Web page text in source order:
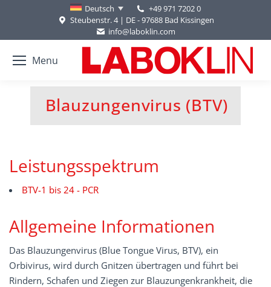
Deutsch
+49 971 7202 0
Steubenstr. 4 | DE - 97688 Bad Kissingen
info@laboklin.com
Menu
Blauzungenvirus (BTV)
Sie befinden sich hier:
Leistungsspektrum
BTV-1 bis 24 - PCR
Allgemeine Informationen
Das Blauzungenvirus (Blue Tongue Virus, BTV), ein
Orbivirus, wird durch Gnitzen übertragen und führt bei
Rindern, Schafen und Ziegen zur Blauzungenkrankheit, die